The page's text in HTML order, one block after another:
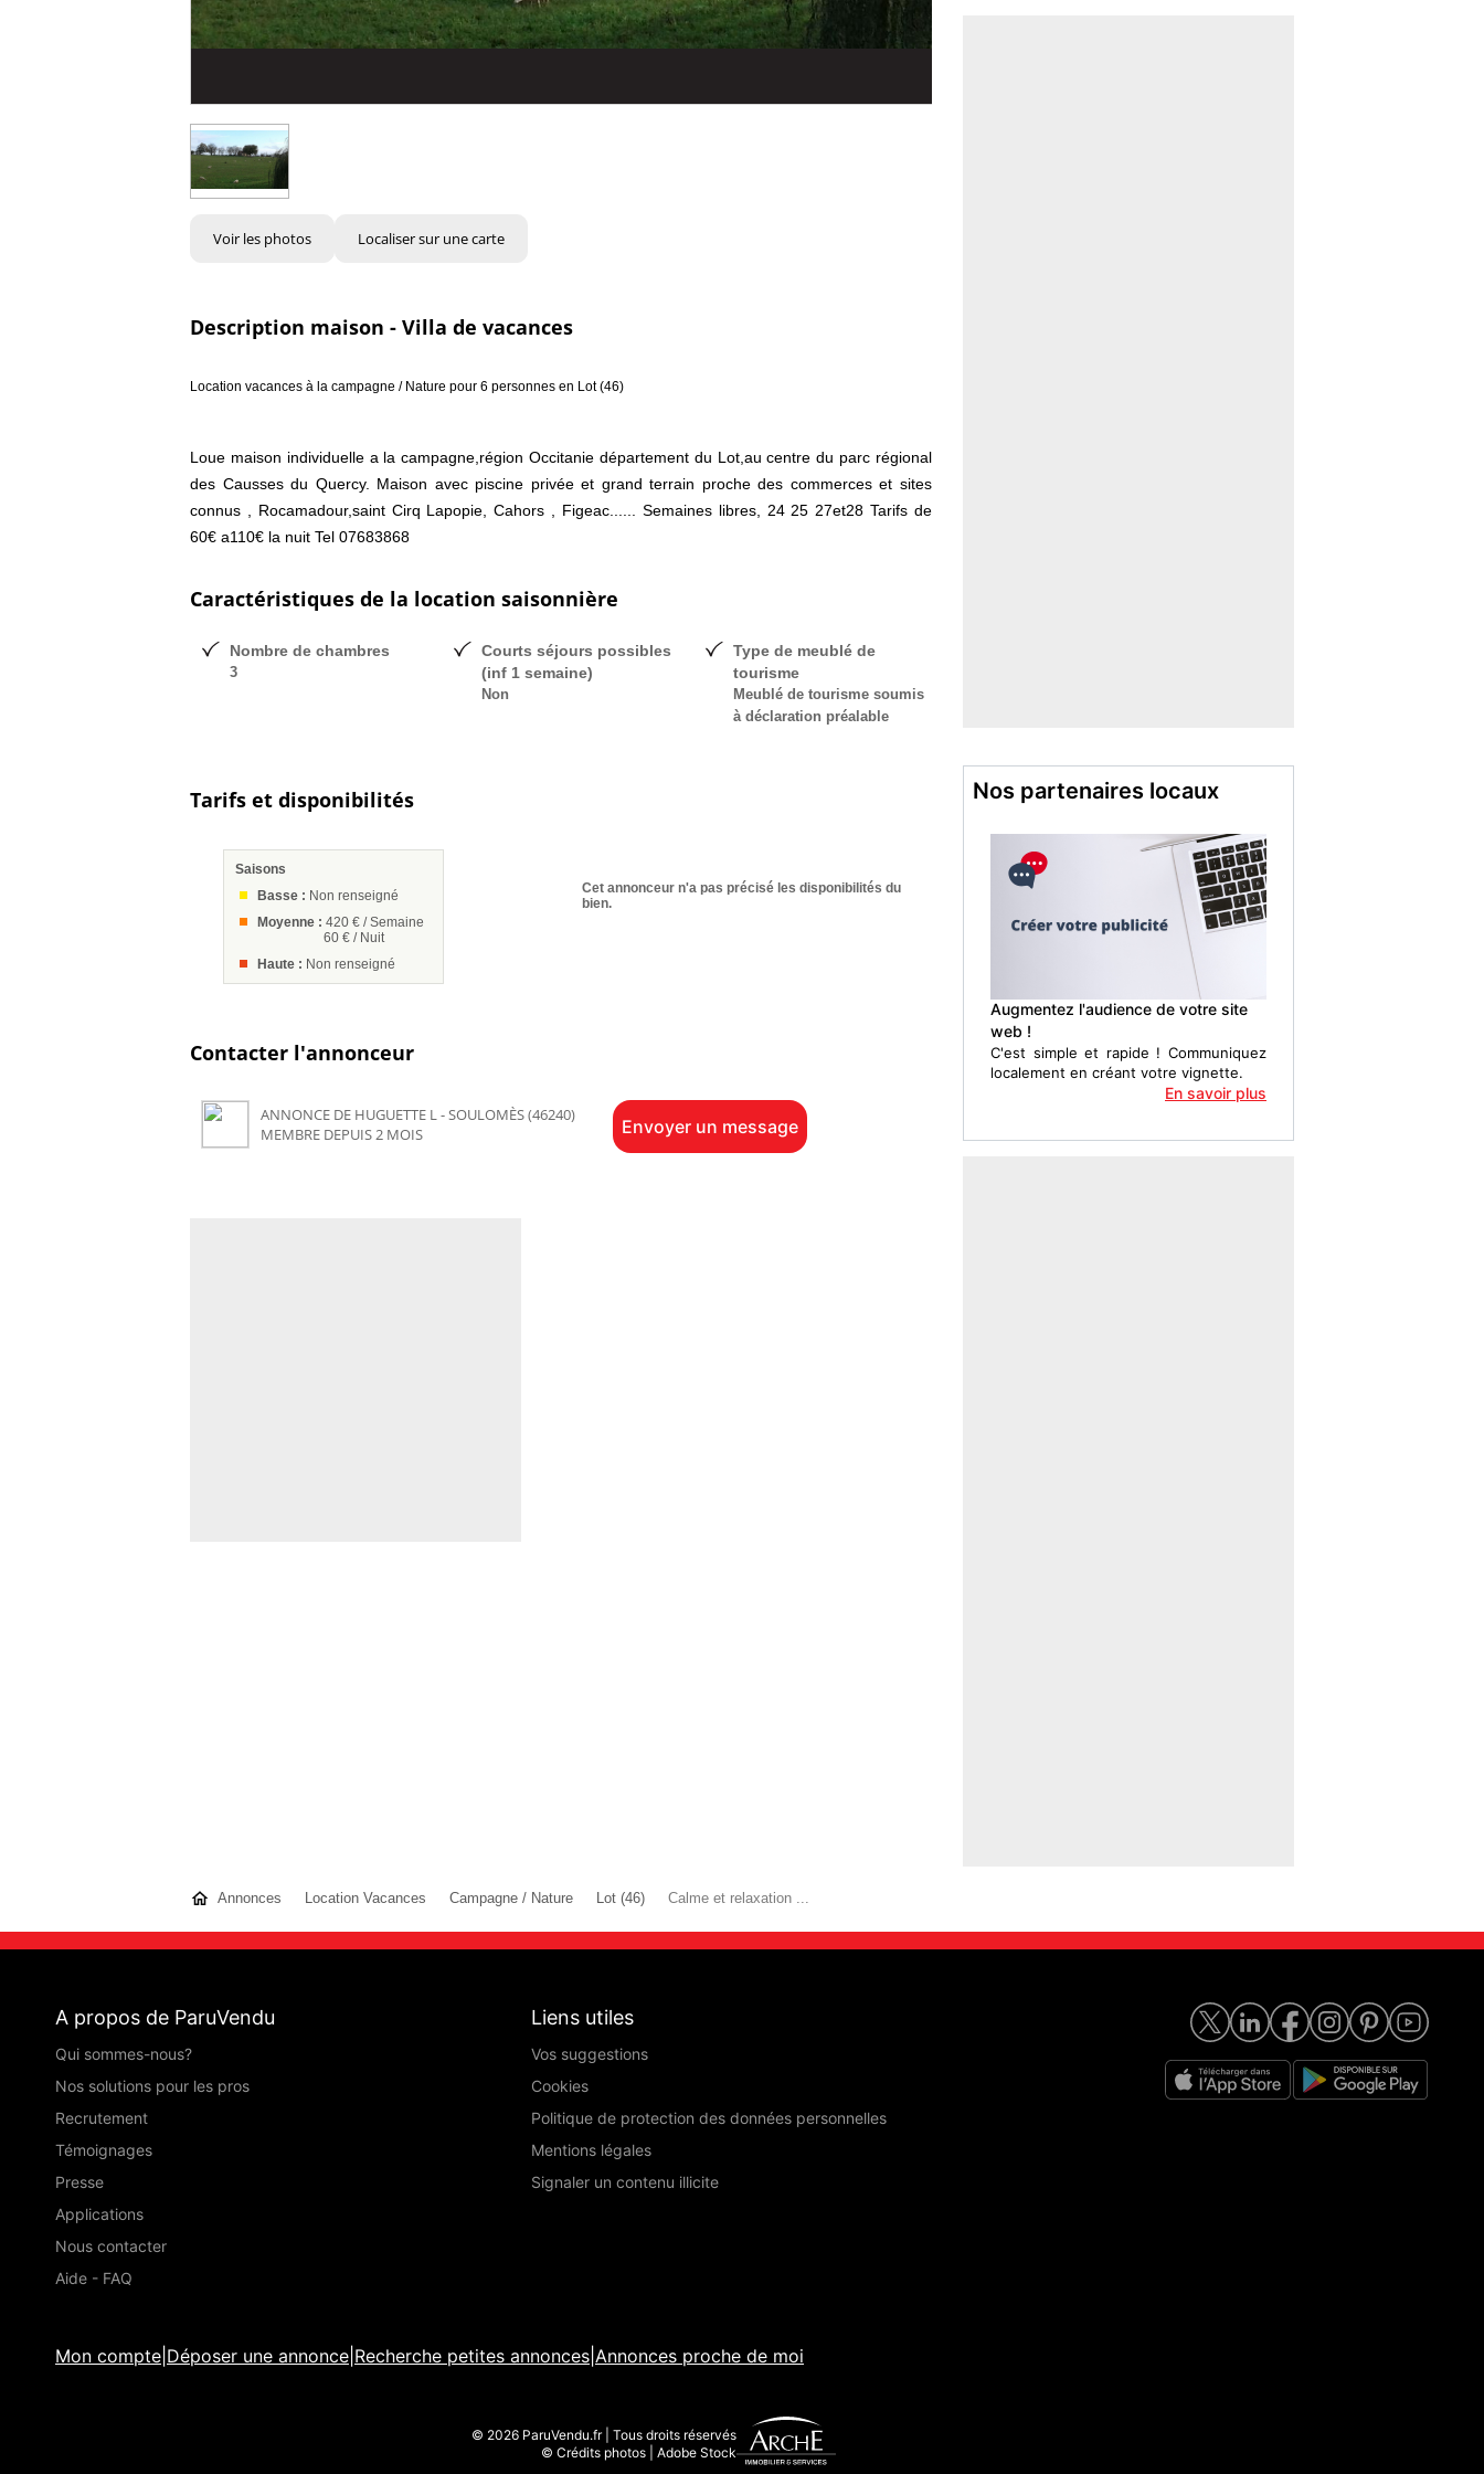
Nos partenaires locaux
Augmentez l'audience de votre site
web !
C'est simple et rapide ! Communiquez
localement en créant votre vignette.
En savoir plus
Voir les photos Localiser sur une carte
Description maison - Villa de vacances
Location vacances à la campagne / Nature pour 6 personnes en Lot (46)
Loue maison individuelle a la campagne,région Occitanie département du Lot,au centre du parc régional
des Causses du Quercy. Maison avec piscine privée et grand terrain proche des commerces et sites
connus , Rocamadour,saint Cirq Lapopie, Cahors , Figeac...... Semaines libres, 24 25 27et28 Tarifs de
60€ a110€ la nuit Tel 07683868
Caractéristiques de la location saisonnière
Nombre de chambres
3
Courts séjours possibles
(inf 1 semaine)
Non
Type de meublé de
tourisme
Meublé de tourisme soumis
à déclaration préalable
Tarifs et disponibilités
Saisons
Basse : Non renseigné
Moyenne : 420 € / Semaine
60 € / Nuit
Haute : Non renseigné
Cet annonceur n'a pas précisé les disponibilités du
bien.
Contacter l'annonceur
ANNONCE DE HUGUETTE L - SOULOMÈS (46240)
MEMBRE DEPUIS 2 MOIS
Envoyer un message
Annonces Location Vacances Campagne / Nature Lot (46) Calme et relaxation ...
A propos de ParuVendu
Qui sommes-nous?
Nos solutions pour les pros
Recrutement
Témoignages
Presse
Applications
Nous contacter
Aide - FAQ
Liens utiles
Vos suggestions
Cookies
Politique de protection des données personnelles
Mentions légales
Signaler un contenu illicite
Mon compte Déposer une annonce Recherche petites annonces Annonces proche de moi
© 2026 ParuVendu.fr | Tous droits réservés
© Crédits photos | Adobe Stock